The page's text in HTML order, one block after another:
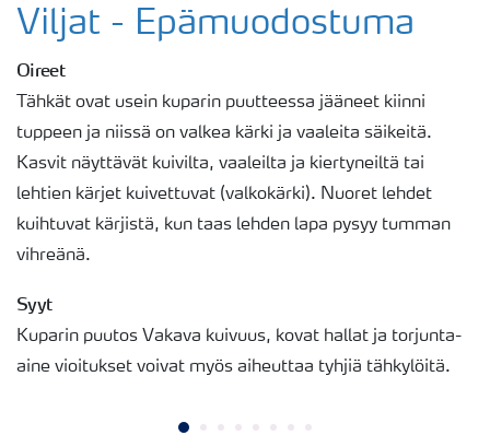
Viljat - Epämuodostuma
Oireet
Tähkät ovat usein kuparin puutteessa jääneet kiinni
tuppeen ja niissä on valkea kärki ja vaaleita säikeitä.
Kasvit näyttävät kuivilta, vaaleilta ja kiertyneiltä tai
lehtien kärjet kuivettuvat (valkokärki). Nuoret lehdet
kuihtuvat kärjistä, kun taas lehden lapa pysyy tumman
vihreänä.
Syyt
Kuparin puutos Vakava kuivuus, kovat hallat ja torjunta-
aine vioitukset voivat myös aiheuttaa tyhjiä tähkylöitä.